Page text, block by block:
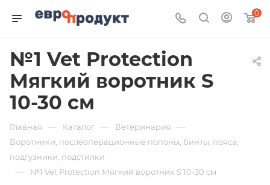
0
№1 Vet Protection
Мягкий воротник S
10-30 см
Главная — Каталог — Ветеринария —
Воротники, послеоперационные попоны, бинты, пояса,
подгузники, подстилки
— №1 Vet Protection Мягкий воротник S 10-30 см